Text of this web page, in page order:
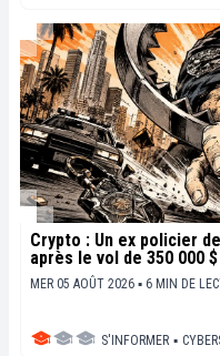
Crypto : Un ex policier
après le vol de 350 000
MER 05 AOÛT 2026 ▪ 6 MIN DE
S'INFORMER ▪